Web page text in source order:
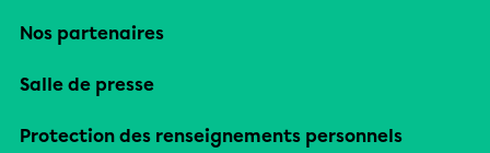
Nos partenaires
Salle de presse
Protection des renseignements personnels